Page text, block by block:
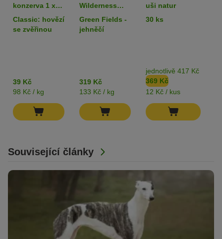
Související články
konzerva 1 x
400 g
Classic: hovězí
se zvěřinou
39 Kč
98 Kč / kg
Wilderness
Adult 6 x 400 g
- single protein
Green Fields -
jehněčí
319 Kč
133 Kč / kg
uši natur
30 ks
jednotlivě 417 Kč
369 Kč
12 Kč / kus